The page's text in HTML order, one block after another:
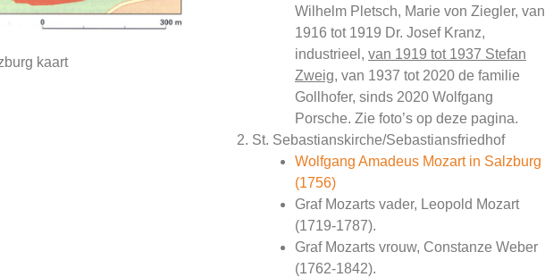
kaart
Wilhelm Pletsch, Marie von Ziegler, van
1916 tot 1919 Dr. Josef Kranz,
industrieel, van 1919 tot 1937 Stefan
Zweig, van 1937 tot 2020 de familie
Gollhofer, sinds 2020 Wolfgang
Porsche. Zie foto’s op deze pagina.
St. Sebastianskirche/Sebastiansfriedhof
Wolfgang Amadeus Mozart in Salzburg
(1756)
Graf Mozarts vader, Leopold Mozart
(1719-1787).
Graf Mozarts vrouw, Constanze Weber
(1762-1842).